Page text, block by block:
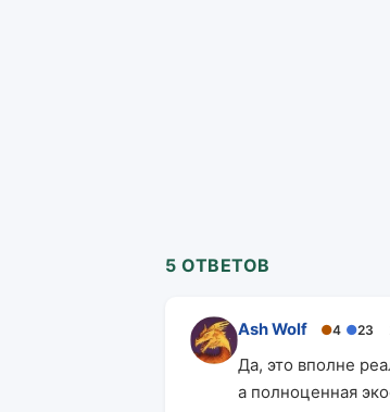
5 ОТВЕТОВ
Ash Wolf ●4 ●23
Да, это вполне
а полноценная